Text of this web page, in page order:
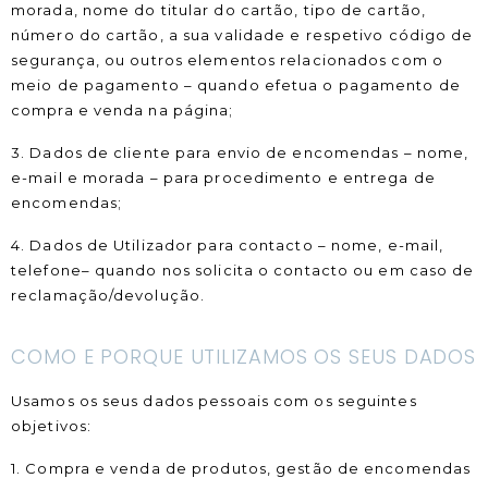
morada, nome do titular do cartão, tipo de cartão,
número do cartão, a sua validade e respetivo código de
segurança, ou outros elementos relacionados com o
meio de pagamento – quando efetua o pagamento de
compra e venda na página;
3. Dados de cliente para envio de encomendas – nome,
e-mail e morada – para procedimento e entrega de
encomendas;
4. Dados de Utilizador para contacto – nome, e-mail,
telefone– quando nos solicita o contacto ou em caso de
reclamação/devolução.
COMO E PORQUE UTILIZAMOS OS SEUS DADOS
Usamos os seus dados pessoais com os seguintes
objetivos:
1. Compra e venda de produtos, gestão de encomendas